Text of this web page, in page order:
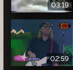
03:19
02:59